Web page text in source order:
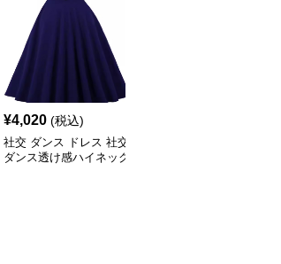
¥4,020 (税込)
社交 ダンス ドレス 社交
ダンス透け感ハイネック